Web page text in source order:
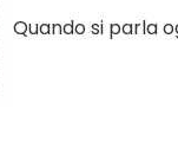
Quando si parla